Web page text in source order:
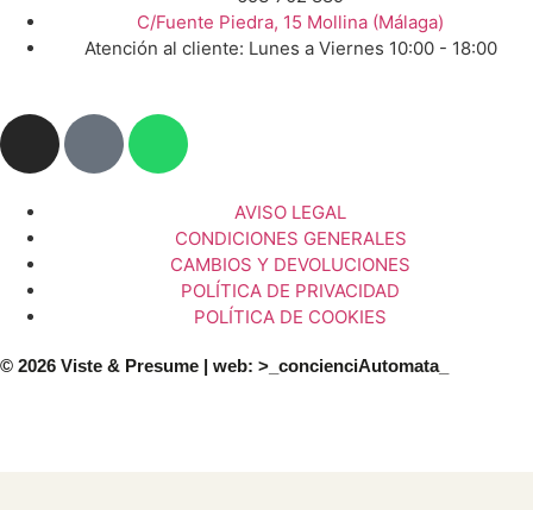
C/Fuente Piedra, 15 Mollina (Málaga)
Atención al cliente: Lunes a Viernes 10:00 - 18:00
AVISO LEGAL
CONDICIONES GENERALES
CAMBIOS Y DEVOLUCIONES
POLÍTICA DE PRIVACIDAD
POLÍTICA DE COOKIES
© 2026 Viste & Presume | web: >_concienciAutomata_